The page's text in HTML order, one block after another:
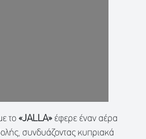
το «JALLA» έφερε έναν αέρα
συνδυάζοντας κυπριακά